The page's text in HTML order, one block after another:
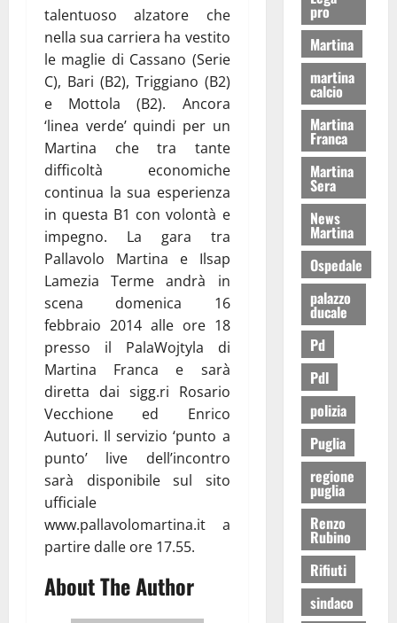
talentuoso alzatore che
nella sua carriera ha vestito
le maglie di Cassano (Serie
C), Bari (B2), Triggiano (B2)
e Mottola (B2). Ancora
‘linea verde’ quindi per un
Martina che tra tante
difficoltà economiche
continua la sua esperienza
in questa B1 con volontà e
impegno. La gara tra
Pallavolo Martina e Ilsap
Lamezia Terme andrà in
scena domenica 16
febbraio 2014 alle ore 18
presso il PalaWojtyla di
Martina Franca e sarà
diretta dai sigg.ri Rosario
Vecchione ed Enrico
Autuori. Il servizio ‘punto a
punto’ live dell’incontro
sarà disponibile sul sito
ufficiale
www.pallavolomartina.it a
partire dalle ore 17.55.
About The Author
pro
Martina
martina
calcio
Martina
Franca
Martina
Sera
News
Martina
Ospedale
palazzo
ducale
Pd
Pdl
polizia
Puglia
regione
puglia
Renzo
Rubino
Rifiuti
sindaco